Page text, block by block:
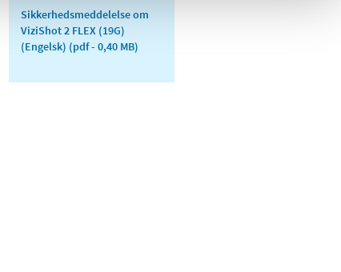
Sikkerhedsmeddelelse om
ViziShot 2 FLEX (19G)
(Engelsk) (pdf - 0,40 MB)